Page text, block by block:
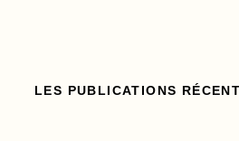
LES PUBLICATIONS